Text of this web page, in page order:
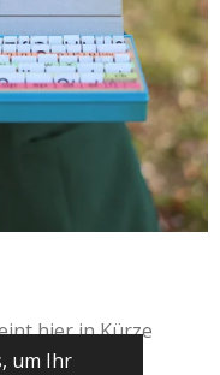
um Ihr
hier in Kürze